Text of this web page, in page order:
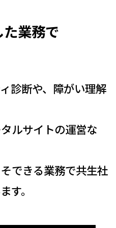
業務で
診断や、障がい理解
ルサイトの運営な
できる業務で共生社
す。